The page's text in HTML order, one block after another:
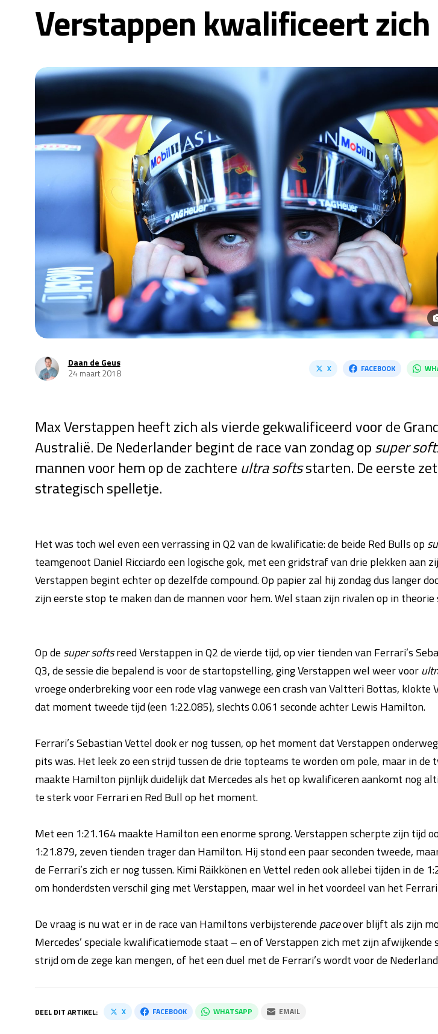
Verstappen kwalificeert
Daan de Geus
24 maart 2018
X FACEBOOK
Max Verstappen heeft zich als vierde gekwalificeerd voor de
Australië. De Nederlander begint de race van zondag opsuper
mannen voor hem op de zachtere ultra softsstarten. De eerste
strategisch spelletje.
Het was toch wel even een verrassing in Q2 van de kwalificatie: de beide Red Bulls op
teamgenoot Daniel Ricciardo een logische gok, met een gridstraf van drie plekken aan
Verstappen begint echter op dezelfde compound. Op papier zal hij zondag dus langer
zijn eerste stop te maken dan de mannen voor hem. Wel staan zijn rivalen op in theorie
Op de super softsreed Verstappen in Q2 de vierde tijd, op vier tienden van Ferrari’s
Q3, de sessie die bepalend is voor de startopstelling, ging Verstappen wel weer voor
vroege onderbreking voor een rode vlag vanwege een crash van Valtteri Bottas, klokte
dat moment tweede tijd (een 1:22.085), slechts 0.061 seconde achter Lewis Hamilton.
Ferrari’s Sebastian Vettel dook er nog tussen, op het moment dat Verstappen
pits was. Het leek zo een strijd tussen de drie topteams te worden om pole, maar in de
maakte Hamilton pijnlijk duidelijk dat Mercedes als het op kwalificeren aankomt nog
te sterk voor Ferrari en Red Bull op het moment.
Met een 1:21.164 maakte Hamilton een enorme sprong. Verstappen scherpte zijn tijd
1:21.879, zeven tienden trager dan Hamilton. Hij stond een paar seconden tweede,
de Ferrari’s zich er nog tussen. Kimi Räikkönen en Vettel reden ook allebei tijden in de
om honderdsten verschil ging met Verstappen, maar wel in het voordeel van het
De vraag is nu wat er in de race van Hamiltons verbijsterende paceover blijft als zijn
Mercedes’ speciale kwalificatiemode staat – en of Verstappen zich met zijn afwijkende
strijd om de zege kan mengen, of het een duel met de Ferrari’s wordt voor de
DEEL DIT ARTIKEL: X FACEBOOK WHATSAPP EMAIL